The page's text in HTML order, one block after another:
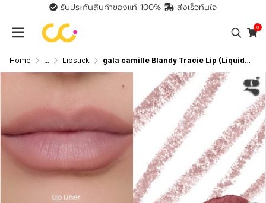
รับประกันสินค้าของแท้ 100% ส่งเร็วทันใจ
0
Home ... Lipstick gala camille Blandy Tracie Lip (Liquid Lip 2.6 g Lip Liner 0.16 g) กาล่า กามิลเล่ แบลนดี้ เทรซี่ ลิป ลิปแบบ 2 IN 1